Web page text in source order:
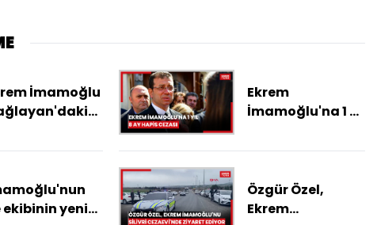
İmamoğlu
Ekrem
İmamoğlu'na 1 yıl
ekibinin yeni
Özgür Özel,
Ekrem